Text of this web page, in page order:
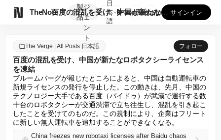
TheNote
製
品
ジ
ェ
ン
ト
百度の混乱を受け、中国が新たなロボタクシーライセンスを凍結
日
本
語
GooglePlay
AppStore サインイン
The Verge | All Posts 日本語 フォロー
百度の混乱を受け、中国が新たなロボタクシーライセンス
を凍結
ブルームバーグが報じたところによると、中国は自動運転車の
新規ライセンスの発行を停止した。この動きは、先月、中国の
テクノロジー大手である百度（バイドゥ）が武漢で運行する数
十台のロボタクシーが交通渋滞で立ち往生し、混乱を引き起こ
したことを受けてのものだ。この規制により、企業はフリート
に新しい無人運転車を追加することができなくなる。
China freezes new robotaxi licenses after Baidu chaos